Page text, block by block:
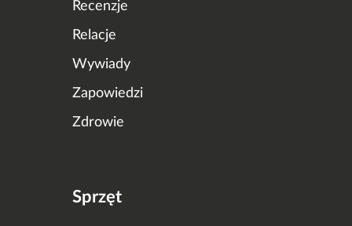
Recenzje
Relacje
Wywiady
Zapowiedzi
Zdrowie
Sprzęt